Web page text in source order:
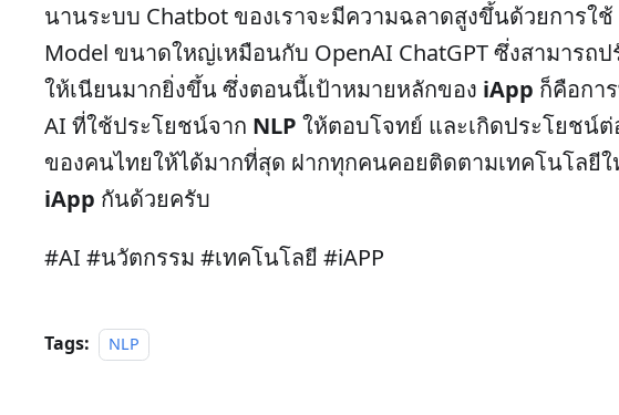
นานระบบ Chatbot ของเราจะมีความฉลาดสูงขึ้นด้วยการใช้
Model ขนาดใหญ่เหมือนกับ OpenAI ChatGPT ซึ่งสามารถ
ให้เนียนมากยิ่งขึ้น ซึ่งตอนนี้เป้าหมายหลักของ iApp ก็คือกา
AI ที่ใช้ประโยชน์จาก NLP ให้ตอบโจทย์ และเกิดประโยชน์
ของคนไทยให้ได้มากที่สุด ฝากทุกคนคอยติดตามเทคโนโลยีใ
iApp กันด้วยครับ
#AI #นวัตกรรม #เทคโนโลยี #iAPP
Tags: NLP